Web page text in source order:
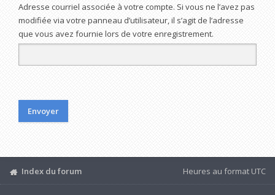
Adresse courriel associée à votre compte. Si vous ne l’avez pas
modifiée via votre panneau d’utilisateur, il s’agit de l’adresse
que vous avez fournie lors de votre enregistrement.
Index du forum Heures au format UTC